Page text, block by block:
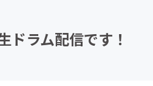
ドラム配信です！